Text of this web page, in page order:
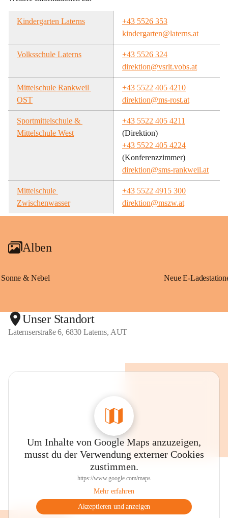
Kindergarten Laterns
+43 5526 353
kindergarten@laterns.at
Volksschule Laterns
+43 5526 324
direktion@vsrlt.vobs.at
Mittelschule Rankweil
OST
+43 5522 405 4210
direktion@ms-rost.at
Sportmittelschule &
Mittelschule West
+43 5522 405 4211
(Direktion)
+43 5522 405 4224
(Konferenzzimmer)
direktion@sms-rankweil.at
Mittelschule
Zwischenwasser
+43 5522 4915 300
direktion@mszw.at
Alben
Sonne & Nebel
Unser Standort
Laternserstraße 6, 6830 Laterns, AUT
Um Inhalte von Google Maps anzuzeigen,
musst du der Verwendung externer Cookies
zustimmen.
https://www.google.com/maps
Mehr erfahren
Akzeptieren und anzeigen